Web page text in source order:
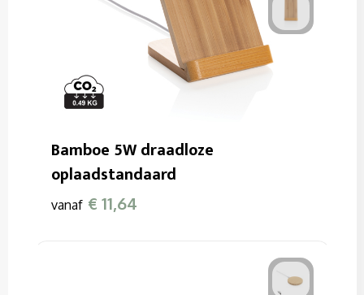
Bamboe 5W draadloze
oplaadstandaard
vanaf € 11,64